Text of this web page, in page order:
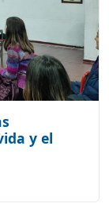
y el